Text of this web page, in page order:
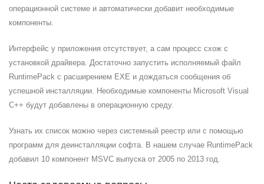
операционной системе и автоматически добавит необходимые
компоненты.
Интерфейс у приложения отсутствует, а сам процесс схож с
установкой драйвера. Достаточно запустить исполняемый файл
RuntimePack с расширением EXE и дождаться сообщения об
успешной инсталляции. Необходимые компоненты Microsoft Visual
C++ будут добавлены в операционную среду.
Узнать их список можно через системный реестр или с помощью
программ для деинсталляции софта. В нашем случае RuntimePack
добавил 10 компонент MSVC выпуска от 2005 по 2013 год.